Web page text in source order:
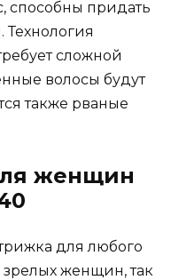
способны придать
сложной
волосы будут
также рваные
женщин
для любого
женщин, так